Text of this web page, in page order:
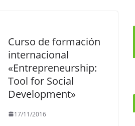
Curso de formación
internacional
«Entrepreneurship:
Tool for Social
Development»
17/11/2016